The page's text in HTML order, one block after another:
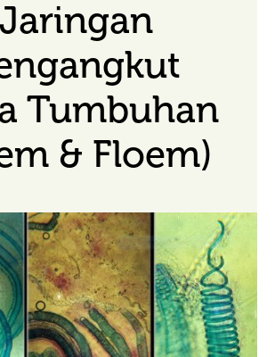
Jaringan
Tumbuhan
& Floem)